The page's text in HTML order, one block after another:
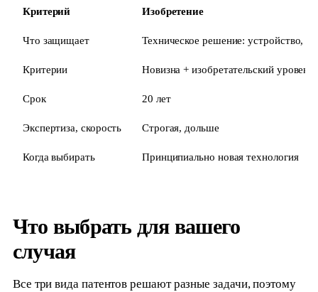
Критерий Изобретение
Что защищает Техническое решение: устройство,
Критерии Новизна + изобретательский
Срок 20 лет
Экспертиза, скорость Строгая, дольше
Когда выбирать Принципиально новая технология
Что выбрать для вашего
случая
Все три вида патентов решают разные задачи, поэтому